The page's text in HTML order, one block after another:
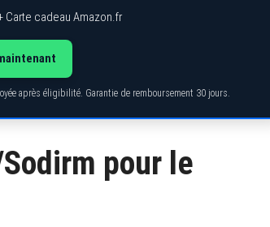
Carte cadeau Amazon.fr
après éligibilité. Garantie de remboursement 30 jours.
pour le